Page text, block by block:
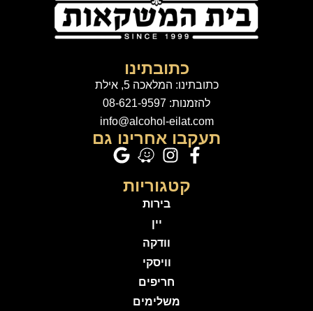
כתובתינו
כתובתינו: המלאכה 5, אילת
להזמנות: 08-621-9597
info@alcohol-eilat.com
תעקבו אחרינו גם
קטגוריות
בירות
יין
וודקה
וויסקי
חריפים
משלימים